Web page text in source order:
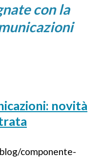
con la
novità
componente-